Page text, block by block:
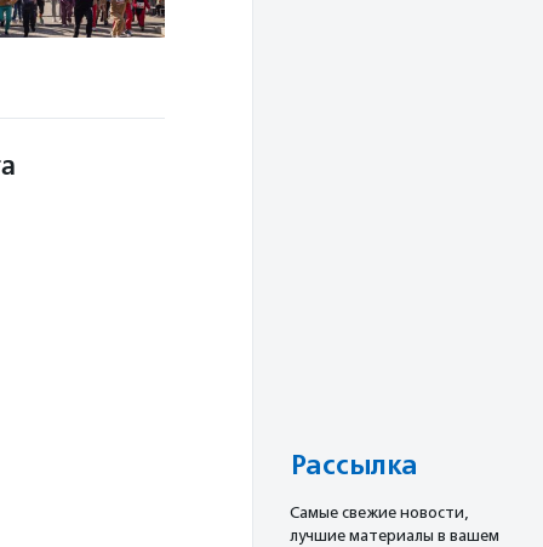
Рассылка
Cамые свежие новости,
лучшие материалы в вашем